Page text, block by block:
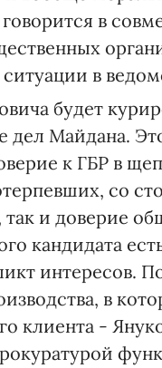
в
в
будет
дел Майдана.
к ГБР в
со
и доверие
кандидата
интересов.
в
клиента -